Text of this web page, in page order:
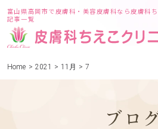
富山県高岡市で皮膚科・美容皮膚科なら皮膚科
記事一覧
Home > 2021 > 11月 > 7
ブロ